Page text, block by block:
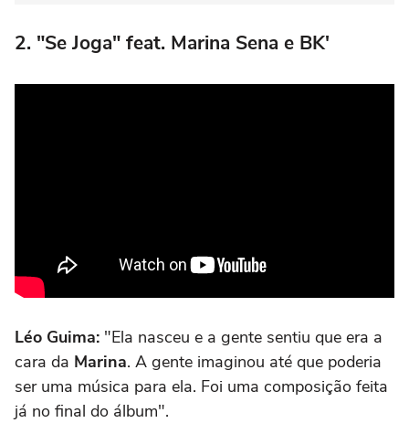
2. "Se Joga" feat. Marina Sena e BK'
Léo Guima: "Ela nasceu e a gente sentiu que era a
cara da Marina. A gente imaginou até que poderia
ser uma música para ela. Foi uma composição feita
já no final do álbum".